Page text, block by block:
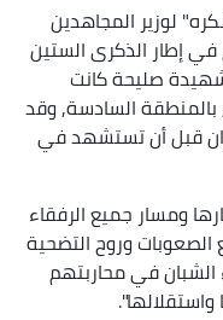
لوزير المجاهدين
إطار الذكرى الستين
صليحة كانت
السادسة, وقد
قبل أن تستشهد في
ومسار جميع الرفقاء
وروح التضحية
الشبان في محاربتهم